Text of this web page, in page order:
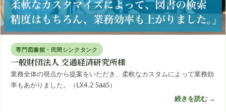
専門図書館・民間シンクタンク
一般財団法人 交通経済研究所様
業務全体の視点から提案をいただき、柔軟なカスタムによって業務効
率もあがりました。（LX4.2 SaaS）
続きを読む →